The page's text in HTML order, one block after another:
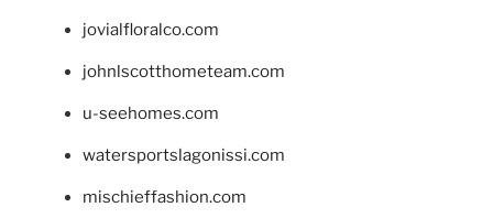
jovialfloralco.com
johnlscotthometeam.com
u-seehomes.com
watersportslagonissi.com
mischieffashion.com